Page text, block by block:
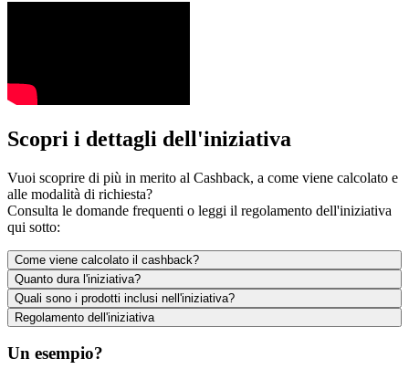
Scopri i dettagli dell'iniziativa
Vuoi scoprire di più in merito al Cashback, a come viene calcolato e
alle modalità di richiesta?
Consulta le domande frequenti o leggi il regolamento dell'iniziativa
qui sotto:
Come viene calcolato il cashback?
Quanto dura l'iniziativa?
Quali sono i prodotti inclusi nell'iniziativa?
Regolamento dell'iniziativa
Un esempio?